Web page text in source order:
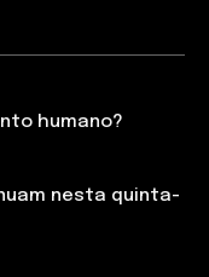
humano?
nesta quinta-